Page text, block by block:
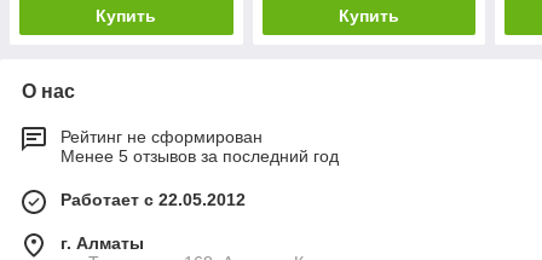
Купить Купить
О нас
Рейтинг не сформирован
Менее 5 отзывов за последний год
Работает с 22.05.2012
г. Алматы